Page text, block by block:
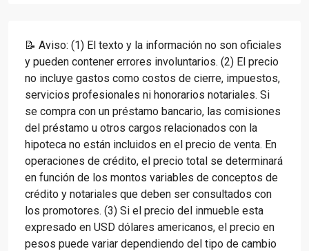
📝 Aviso: (1) El texto y la información no son oficiales
y pueden contener errores involuntarios. (2) El precio
no incluye gastos como costos de cierre, impuestos,
servicios profesionales ni honorarios notariales. Si
se compra con un préstamo bancario, las comisiones
del préstamo u otros cargos relacionados con la
hipoteca no están incluidos en el precio de venta. En
operaciones de crédito, el precio total se determinará
en función de los montos variables de conceptos de
crédito y notariales que deben ser consultados con
los promotores. (3) Si el precio del inmueble esta
expresado en USD dólares americanos, el precio en
pesos puede variar dependiendo del tipo de cambio